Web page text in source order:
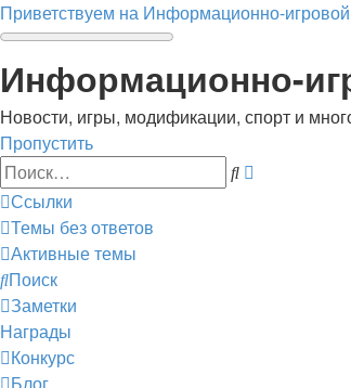
Приветствуем на Информационно-
Информационно-
Новости, игры, модификации, спорт и
Пропустить
Поиск
Ссылки
Темы без ответов
Активные темы
Поиск
Заметки
Награды
Конкурс